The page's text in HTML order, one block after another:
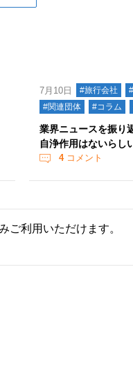
7月10日 #旅行会社
#関連団体
#コラム
業界ニュースを振り
自浄作用はないらし
4コメント
ご利用いただけます。